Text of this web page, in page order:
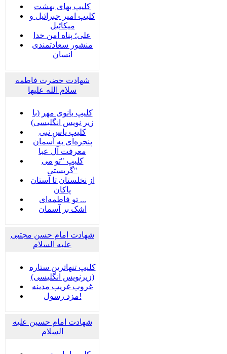
کلیپ بهای بهشت
کلیپ امیر جبرائیل و
میکائیل
علی؛ پناه امن خدا
منشور سعادتمندی
انسان
شهادت حضرت فاطمه
سلام الله علیها
کلیپ بانوی مهر (با
زیر نویس انگلیسی)
کلیپ یاس نبی
پنجره‌ای به آسمان
معرفت آل عبا
کلیپ "تو می
گریستی"
از نخلستان تا آستان
پاکان
تو فاطمه‌ای ...
اشک بر آسمان
شهادت امام حسن مجتبی
علیه السلام
کلیپ تنهاترین ستاره
(زیرنویس انگلیسی)
غروب غریب مدینه
مزد رسول!
شهادت امام حسین علیه
السلام